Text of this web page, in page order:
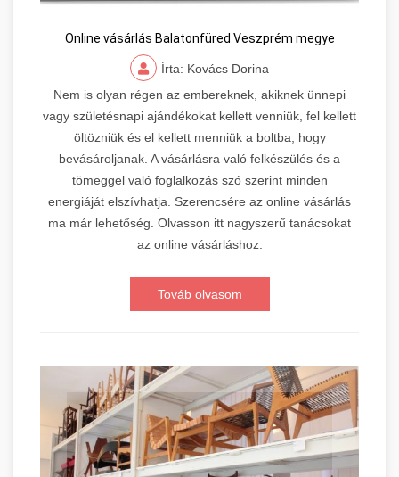
Online vásárlás Balatonfüred Veszprém megye
Írta: Kovács Dorina
Nem is olyan régen az embereknek, akiknek ünnepi
vagy születésnapi ajándékokat kellett venniük, fel kellett
öltözniük és el kellett menniük a boltba, hogy
bevásároljanak. A vásárlásra való felkészülés és a
tömeggel való foglalkozás szó szerint minden
energiáját elszívhatja. Szerencsére az online vásárlás
ma már lehetőség. Olvasson itt nagyszerű tanácsokat
az online vásárláshoz.
Továb olvasom